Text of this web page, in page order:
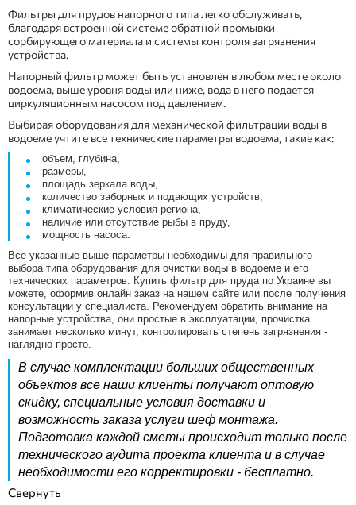
Фильтры для прудов напорного типа легко обслуживать,
благодаря встроенной системе обратной промывки
сорбирующего материала и системы контроля загрязнения
устройства.
Напорный фильтр может быть установлен в любом месте около
водоема, выше уровня воды или ниже, вода в него подается
циркуляционным насосом под давлением.
Выбирая оборудования для механической фильтрации воды в
водоеме учтите все технические параметры водоема, такие как:
объем, глубина,
размеры,
площадь зеркала воды,
количество заборных и подающих устройств,
климатические условия региона,
наличие или отсутствие рыбы в пруду,
мощность насоса.
Все указанные выше параметры необходимы для правильного
выбора типа оборудования для очистки воды в водоеме и его
технических параметров. Купить фильтр для пруда по Украине вы
можете, оформив онлайн заказ на нашем сайте или после получения
консультации у специалиста. Рекомендуем обратить внимание на
напорные устройства, они простые в эксплуатации, прочистка
занимает несколько минут, контролировать степень загрязнения -
наглядно просто.
В случае комплектации больших общественных
объектов все наши клиенты получают оптовую
скидку, специальные условия доставки и
возможность заказа услуги шеф монтажа.
Подготовка каждой сметы происходит только после
технического аудита проекта клиента и в случае
необходимости его корректировки - бесплатно.